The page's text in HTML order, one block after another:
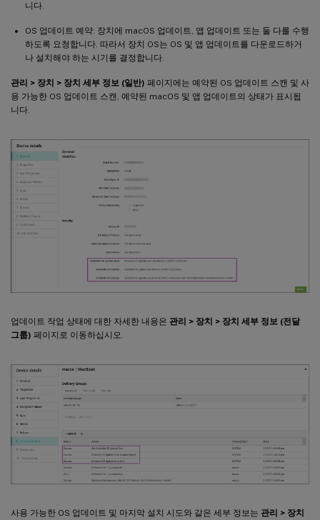
니다.
OS 업데이트 예약: 장치에 macOS 업데이트, 앱 업데이트 또는 둘 다를 수행
하도록 요청합니다. 따라서 장치 OS는 OS 및 앱 업데이트를 다운로드하거
나 설치해야 하는 시기를 결정합니다.
관리 > 장치 > 장치 세부 정보 (일반) 페이지에는 예약된 OS 업데이트 스캔 및 사
용 가능한 OS 업데이트 스캔, 예약된 macOS 및 앱 업데이트의 상태가 표시됩
니다.
업데이트 작업 상태에 대한 자세한 내용은 관리 > 장치 > 장치 세부 정보 (전달
그룹) 페이지로 이동하십시오.
사용 가능한 OS 업데이트 및 마지막 설치 시도와 같은 세부 정보는 관리 > 장치